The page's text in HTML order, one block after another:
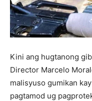
Kini ang hugtanong
Director Marcelo
malisyuso gumikan
pagtamod ug